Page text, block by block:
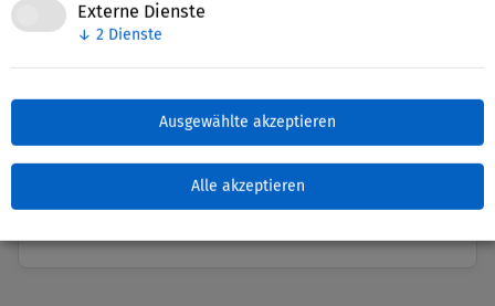
Externe Dienste
↓ 2 Dienste
Ausgewählte akzeptieren
Alle akzeptieren
Teilnehmern für ihr Interesse und für spannende
Gesprächsrunden!
Zuletzt bearbeitet: 20. Juni 2021